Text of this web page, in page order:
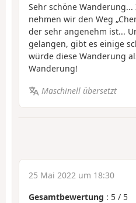
Sehr schöne
nehmen wir den Weg
der sehr angenehm ist...
gelangen, gibt es einige
würde diese Wanderung
Wanderung!
Maschinell übersetzt
25 Mai 2022 um 18:30
Gesamtbewertung : 5 / 5